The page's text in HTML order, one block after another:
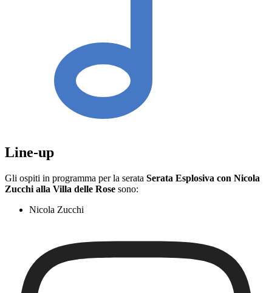
Line-up
Gli ospiti in programma per la serata Serata Esplosiva con Nicola
Zucchi alla Villa delle Rose sono:
Nicola Zucchi